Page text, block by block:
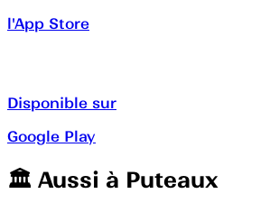
l'App Store
Disponible sur
Google Play
🏛️️ Aussi à Puteaux